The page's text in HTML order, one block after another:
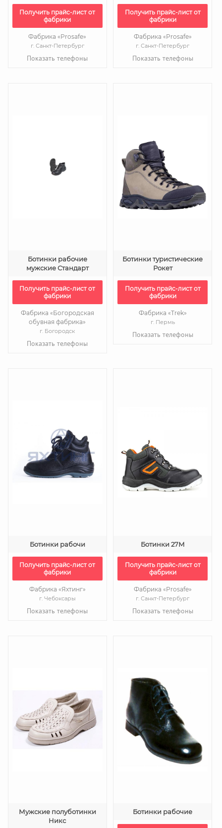
Получить прайс-лист от
фабрики
Фабрика «Prosafe»
г. Санкт-Петербург
Показать телефоны
Получить прайс-лист от
фабрики
Фабрика «Prosafe»
г. Санкт-Петербург
Показать телефоны
Ботинки рабочие
мужские Стандарт
Получить прайс-лист от
фабрики
Фабрика «Богородская
обувная фабрика»
г. Богородск
Показать телефоны
Ботинки туристические
Рокет
Получить прайс-лист от
фабрики
Фабрика «Trek»
г. Пермь
Показать телефоны
Ботинки рабочи
Получить прайс-лист от
фабрики
Фабрика «Яхтинг»
г. Чебоксары
Показать телефоны
Ботинки 27М
Получить прайс-лист от
фабрики
Фабрика «Prosafe»
г. Санкт-Петербург
Показать телефоны
Мужские полуботинки
Никс
Ботинки рабочие